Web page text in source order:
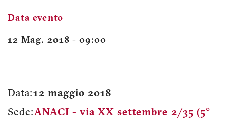
Data evento
12 Mag. 2018 - 09:00
Data:12 maggio 2018
Sede:ANACI - via XX settembre 2/35 (5°